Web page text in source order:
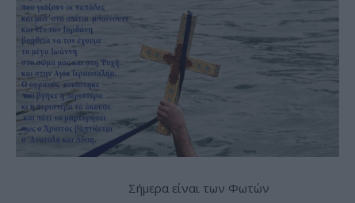
Σήμερα είναι των Φωτών